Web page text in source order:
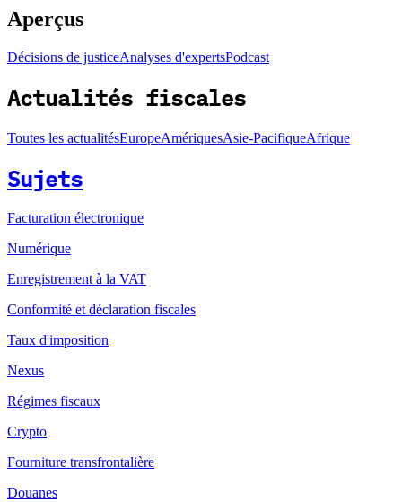
Aperçus
Décisions de justiceAnalyses d'expertsPodcast
Actualités fiscales
Toutes les actualitésEuropeAmériquesAsie-PacifiqueAfrique
Sujets
Facturation électronique
Numérique
Enregistrement à la VAT
Conformité et déclaration fiscales
Taux d'imposition
Nexus
Régimes fiscaux
Crypto
Fourniture transfrontalière
Douanes